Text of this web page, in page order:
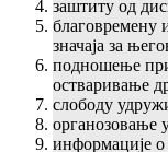
заштиту од
благовремену
значаја за
подношење
остваривање
слободу
органозовање
информације